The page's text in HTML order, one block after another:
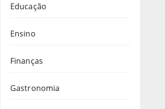
Educação
Ensino
Finanças
Gastronomia